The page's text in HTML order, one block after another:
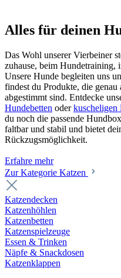
Alles für deinen
Das Wohl unserer Vierbeiner
zuhause, beim Hundetraining,
Unsere Hunde begleiten uns
findest du Produkte, die genau
abgestimmt sind. Entdecke
Hundebetten oderkuscheligen
du noch die passende
faltbar und stabil und bietet
Rückzugsmöglichkeit.
Erfahre mehr
Zur Kategorie Katzen
Katzendecken
Katzenhöhlen
Katzenbetten
Katzenspielzeuge
Essen & Trinken
Näpfe & Snackdosen
Katzenklappen